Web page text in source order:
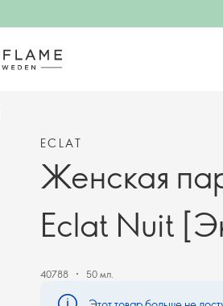
ECLAT
Женская
Eclat Nuit
40788 50 мл.